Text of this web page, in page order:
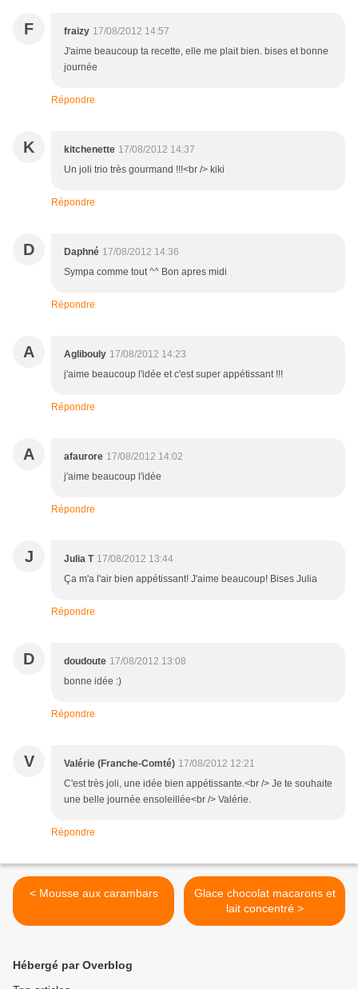
F fraizy 17/08/2012 14:57
J'aime beaucoup ta recette, elle me plait bien. bises et bonne
journée
Répondre
K kitchenette 17/08/2012 14:37
Un joli trio très gourmand !!!<br /> kiki
Répondre
D Daphné 17/08/2012 14:36
Sympa comme tout ^^ Bon apres midi
Répondre
A Aglibouly 17/08/2012 14:23
j'aime beaucoup l'idée et c'est super appétissant !!!
Répondre
A afaurore 17/08/2012 14:02
j'aime beaucoup l'idée
Répondre
J Julia T 17/08/2012 13:44
Ça m'a l'air bien appétissant! J'aime beaucoup! Bises Julia
Répondre
D doudoute 17/08/2012 13:08
bonne idée :)
Répondre
V Valérie (Franche-Comté) 17/08/2012 12:21
C'est très joli, une idée bien appétissante.<br /> Je te souhaite
une belle journée ensoleillée<br /> Valérie.
Répondre
< Mousse aux carambars
Glace chocolat macarons et
lait concentré >
Hébergé par Overblog